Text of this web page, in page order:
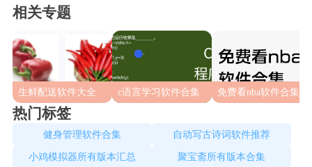
相关专题
生鲜配送软件大全 c语言学习软件合集 免费看nba软件合集
热门标签
健身管理软件合集
自动写古诗词软件推荐
小鸡模拟器所有版本汇总
聚宝斋所有版本合集